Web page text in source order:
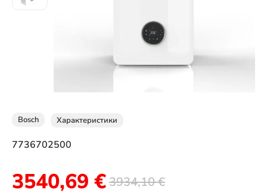
Bosch Характеристики
7736702500
3934,10€
3540,69 €